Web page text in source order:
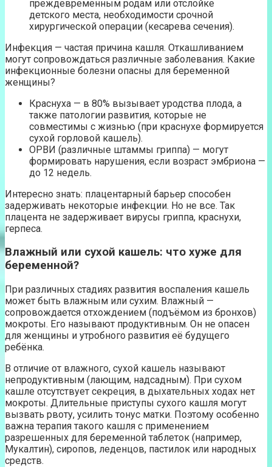
преждевременным родам или отслойке
детского места, необходимости срочной
хирургической операции (кесарева сечения).
Инфекция — частая причина кашля. Откашливанием
могут сопровождаться различные заболевания. Какие
инфекционные болезни опасны для беременной
женщины?
Краснуха — в 80% вызывает уродства плода, а
также патологии развития, которые не
совместимы с жизнью (при краснухе формируется
сухой горловой кашель).
ОРВИ (различные штаммы гриппа) — могут
формировать нарушения, если возраст эмбриона —
до 12 недель.
Интересно знать: плацентарный барьер способен
задерживать некоторые инфекции. Но не все. Так
плацента не задерживает вирусы гриппа, краснухи,
герпеса.
Влажный или сухой кашель: что хуже для
беременной?
При различных стадиях развития воспаления кашель
может быть влажным или сухим. Влажный —
сопровождается отхождением (подъёмом из бронхов)
мокроты. Его называют продуктивным. Он не опасен
для женщины и утробного развития её будущего
ребёнка.
В отличие от влажного, сухой кашель называют
непродуктивным (лающим, надсадным). При сухом
кашле отсутствует секреция, в дыхательных ходах нет
мокроты. Длительные приступы сухого кашля могут
вызвать рвоту, усилить тонус матки. Поэтому особенно
важна терапия такого кашля с применением
разрешенных для беременной таблеток (например,
Мукалтин), сиропов, леденцов, пастилок или народных
средств.